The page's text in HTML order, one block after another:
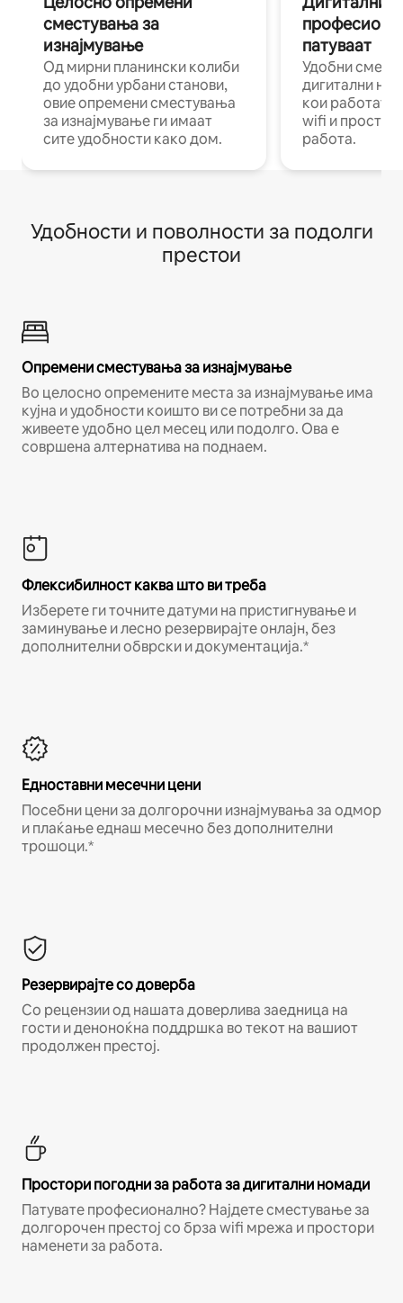
сместувања за
изнајмување
Од мирни планински колиби
до удобни урбани станови,
овие опремени сместувања
за изнајмување ги имаат
сите удобности како дом.
патуваат
Удобни
дигитални
кои работат
wifi и
работа.
Удобности и поволности за подолги
престои
Опремени сместувања за изнајмување
Во целосно опремените места за изнајмување има
кујна и удобности коишто ви се потребни за да
живеете удобно цел месец или подолго. Ова е
совршена алтернатива на поднаем.
Флексибилност каква што ви треба
Изберете ги точните датуми на пристигнување и
заминување и лесно резервирајте онлајн, без
дополнителни обврски и документација.*
Едноставни месечни цени
Посебни цени за долгорочни изнајмувања за одмор
и плаќање еднаш месечно без дополнителни
трошоци.*
Резервирајте со доверба
Со рецензии од нашата доверлива заедница на
гости и деноноќна поддршка во текот на вашиот
продолжен престој.
Простори погодни за работа за дигитални номади
Патувате професионално? Најдете сместување за
долгорочен престој со брза wifi мрежа и простори
наменети за работа.